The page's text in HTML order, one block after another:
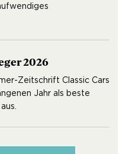
2026
Zeitschrift Classic Cars
Jahr als beste